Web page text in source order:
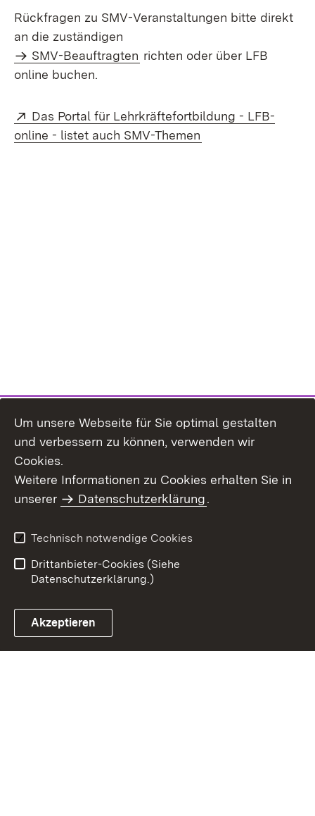
Rückfragen zu SMV-Veranstaltungen bitte direkt
an die zuständigen
SMV-Beauftragten richten oder über LFB
online buchen.
Extern:
Das Portal für Lehrkräftefortbildung - LFB-
online - listet auch SMV-Themen
Benutzungshinweise
Erklärung zur
Um unsere Webseite für Sie optimal gestalten
und verbessern zu können, verwenden wir
Cookies.
Weitere Informationen zu Cookies erhalten Sie in
unserer
Datenschutzerklärung.
Technisch notwendige Cookies
Drittanbieter-Cookies (Siehe
Datenschutzerklärung.)
Akzeptieren